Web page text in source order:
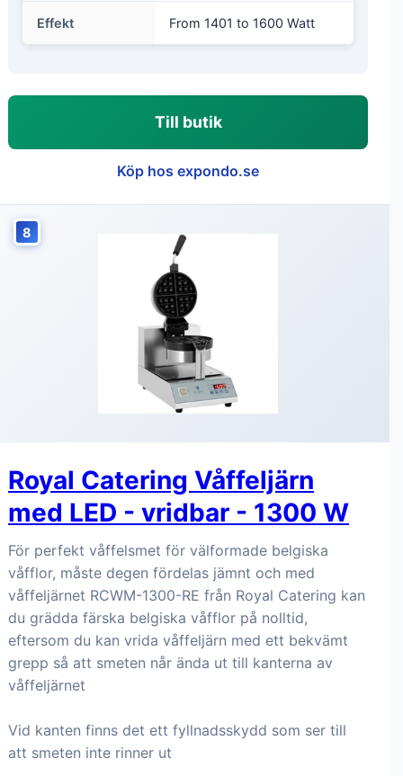
Effekt From 1401 to 1600 Watt
Till butik
Köp hos expondo.se
8
Royal Catering Våffeljärn
med LED - vridbar - 1300 W
För perfekt våffelsmet för välformade belgiska
våfflor, måste degen fördelas jämnt och med
våffeljärnet RCWM-1300-RE från Royal Catering kan
du grädda färska belgiska våfflor på nolltid,
eftersom du kan vrida våffeljärn med ett bekvämt
grepp så att smeten når ända ut till kanterna av
våffeljärnet
Vid kanten finns det ett fyllnadsskydd som ser till
att smeten inte rinner ut